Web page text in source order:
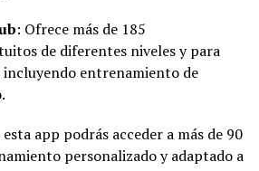
: Ofrece más de 185
de diferentes niveles y para
entrenamiento de
esta app podrás acceder a más de 90
personalizado y adaptado a